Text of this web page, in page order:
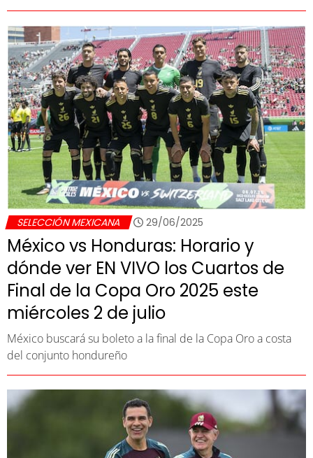
SELECCIÓN MEXICANA 29/06/2025
México vs Honduras: Horario y
dónde ver EN VIVO los Cuartos de
Final de la Copa Oro 2025 este
miércoles 2 de julio
México buscará su boleto a la final de la Copa Oro a costa
del conjunto hondureño